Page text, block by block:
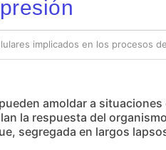
implicados en los procesos
amoldar a
la respuesta del
segregada en largos